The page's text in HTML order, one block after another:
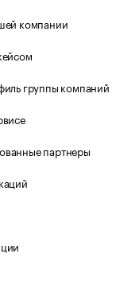
компании
группы компаний
партнеры